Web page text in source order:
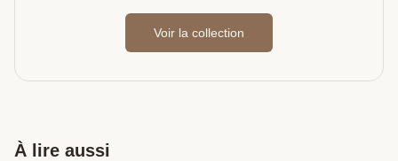
Voir la collection
À lire aussi